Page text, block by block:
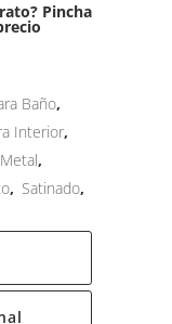
Pincha
Baño,
Interior,
Metal,
, Satinado,